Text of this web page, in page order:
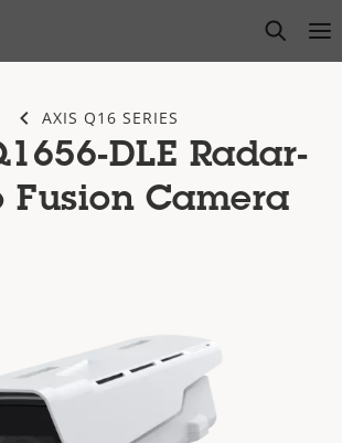
open
AXIS Q16 SERIES
DLE Radar-
Fusion Camera